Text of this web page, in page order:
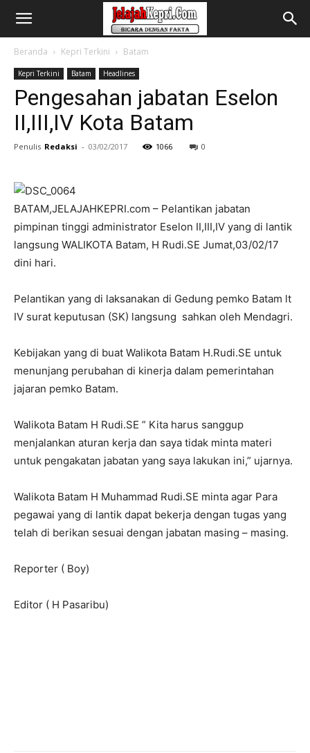
Beranda Kepri Terkini Batam
Kepri Terkini Batam Headlines
Pengesahan jabatan Eselon
II,III,IV Kota Batam
Penulis Redaksi - 03/02/2017 1066 0
BATAM,JELAJAHKEPRI.com – Pelantikan jabatan
pimpinan tinggi administrator Eselon II,III,IV yang di lantik
langsung WALIKOTA Batam, H Rudi.SE Jumat,03/02/17
dini hari.
Pelantikan yang di laksanakan di Gedung pemko Batam lt
IV surat keputusan (SK) langsung sahkan oleh Mendagri.
Kebijakan yang di buat Walikota Batam H.Rudi.SE untuk
menunjang perubahan di kinerja dalam pemerintahan
jajaran pemko Batam.
Walikota Batam H Rudi.SE ” Kita harus sanggup
menjalankan aturan kerja dan saya tidak minta materi
untuk pengakatan jabatan yang saya lakukan ini,” ujarnya.
Walikota Batam H Muhammad Rudi.SE minta agar Para
pegawai yang di lantik dapat bekerja dengan tugas yang
telah di berikan sesuai dengan jabatan masing – masing.
Reporter ( Boy)
Editor ( H Pasaribu)